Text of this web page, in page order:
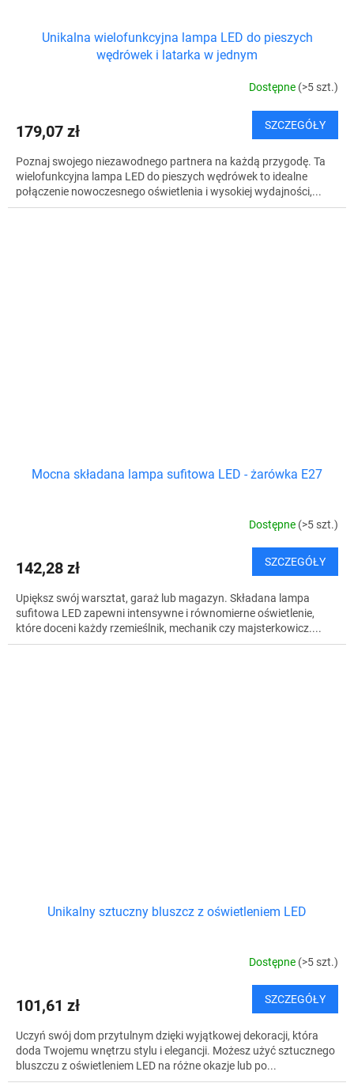
Unikalna wielofunkcyjna lampa LED do pieszych
wędrówek i latarka w jednym
Dostępne (>5 szt.)
179,07 zł SZCZEGÓŁY
Poznaj swojego niezawodnego partnera na każdą przygodę. Ta
wielofunkcyjna lampa LED do pieszych wędrówek to idealne
połączenie nowoczesnego oświetlenia i wysokiej wydajności,...
Mocna składana lampa sufitowa LED - żarówka E27
Dostępne (>5 szt.)
142,28 zł SZCZEGÓŁY
Upiększ swój warsztat, garaż lub magazyn. Składana lampa
sufitowa LED zapewni intensywne i równomierne oświetlenie,
które doceni każdy rzemieślnik, mechanik czy majsterkowicz....
Unikalny sztuczny bluszcz z oświetleniem LED
Dostępne (>5 szt.)
101,61 zł SZCZEGÓŁY
Uczyń swój dom przytulnym dzięki wyjątkowej dekoracji, która
doda Twojemu wnętrzu stylu i elegancji. Możesz użyć sztucznego
bluszczu z oświetleniem LED na różne okazje lub po...